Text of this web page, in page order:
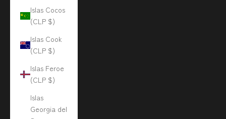
Islas Cocos
(CLP $)
Islas Cook
(CLP $)
Islas Feroe
(CLP $)
Islas
Georgia del